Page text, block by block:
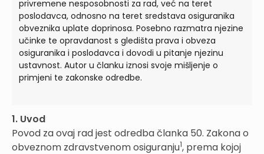
privremene nesposobnosti za rad, već na teret
poslodavca, odnosno na teret sredstava osiguranika
obveznika uplate doprinosa. Posebno razmatra njezine
učinke te opravdanost s gledišta prava i obveza
osiguranika i poslodavca i dovodi u pitanje njezinu
ustavnost. Autor u članku iznosi svoje mišljenje o
primjeni te zakonske odredbe.
1. Uvod
Povod za ovaj rad jest odredba članka 50. Zakona o
obveznom zdravstvenom osiguranju1, prema kojoj